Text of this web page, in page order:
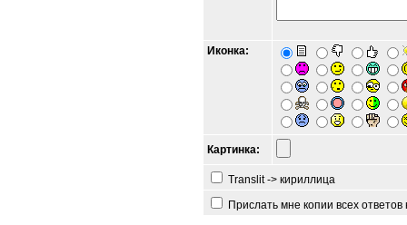
Иконка:
Картинка:
Translit -> кириллица
Прислать мне копии всех